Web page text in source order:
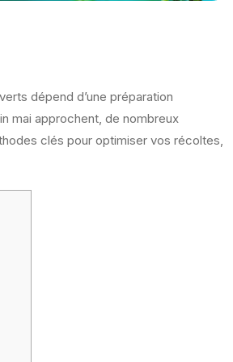
dépend d’une préparation
mai approchent, de nombreux
clés pour optimiser vos récoltes,